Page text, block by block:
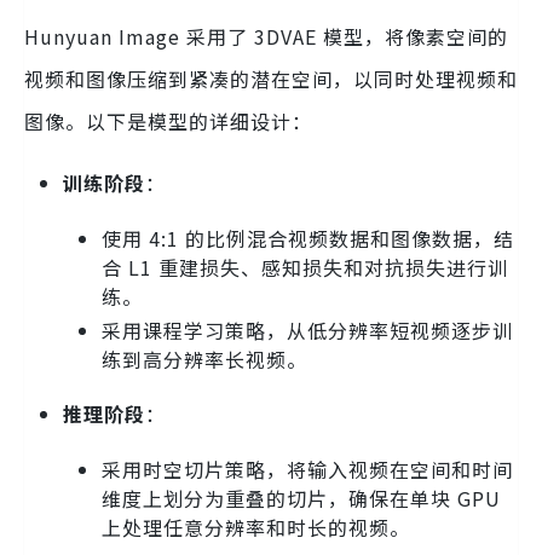
Hunyuan Image 采用了 3DVAE 模型，将像素空间的
视频和图像压缩到紧凑的潜在空间，以同时处理视频和
图像。以下是模型的详细设计：
训练阶段：
使用 4:1 的比例混合视频数据和图像数据，结
合 L1 重建损失、感知损失和对抗损失进行训
练。
采用课程学习策略，从低分辨率短视频逐步训
练到高分辨率长视频。
推理阶段：
采用时空切片策略，将输入视频在空间和时间
维度上划分为重叠的切片，确保在单块 GPU
上处理任意分辨率和时长的视频。